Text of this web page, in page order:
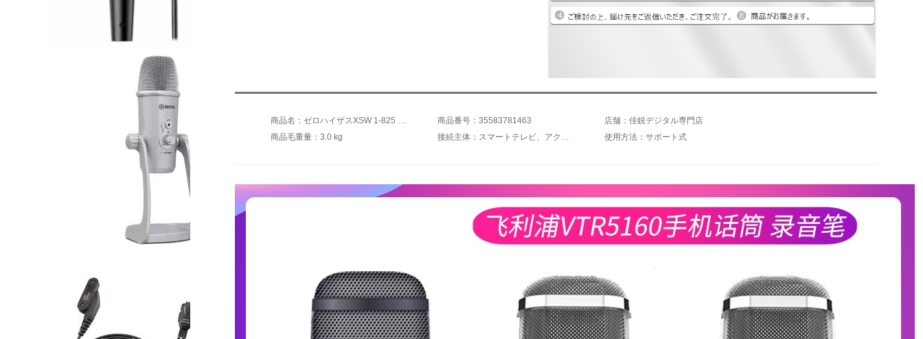
商品名：ゼロハイザスXSW 1-825 835 DUAL無線マイク一引二会議舞台ハンドマイクXSW 1-825 DUALプレゼントスタンド 商品番号：35583781463
店舗：佳鋭デジタル専門店
商品毛重量：3.0 kg
接続主体：スマートテレビ、アクティブスピーカー、デスクトップパソコン 使用方法：サポート式